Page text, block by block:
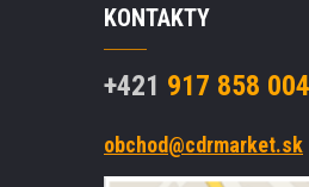
KONTAKTY
+421 917 858 004
obchod@cdrmarket.sk